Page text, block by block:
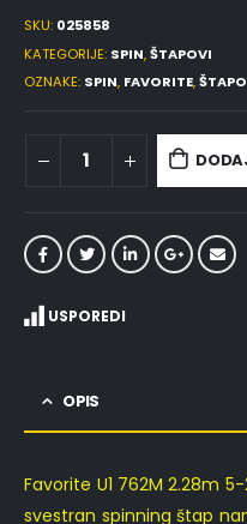
SKU: 025858
KATEGORIJE: SPIN,ŠTAPOVI
OZNAKE: SPIN, FAVORITE,
USPOREDI
OPIS
Favorite U1 762M 2.28m
svestran spinning štap